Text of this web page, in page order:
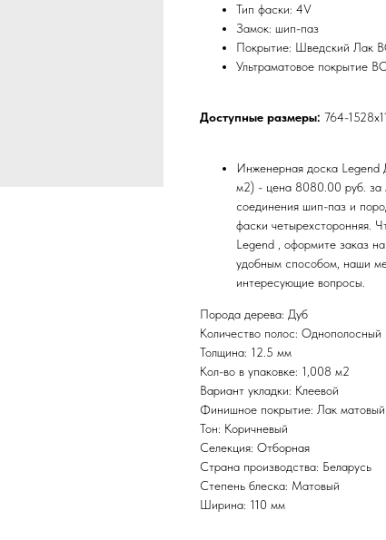
Тип фаски: 4V
Замок: шип-паз
Покрытие: Шведский Лак
Ультраматовое покрытие
Доступные размеры: 764-
Инженерная доска Legend
м2) - цена 8080.00 руб. за
соединения шип-паз и
фаски четырехсторонняя.
Legend , оформите заказ
удобным способом, наши
интересующие вопросы.
Порода дерева: Дуб
Количество полос: Однополосный
Толщина: 12.5 мм
Кол-во в упаковке: 1,008 м2
Вариант укладки: Клеевой
Финишное покрытие: Лак матовый
Тон: Коричневый
Селекция: Отборная
Страна производства: Беларусь
Степень блеска: Матовый
Ширина: 110 мм